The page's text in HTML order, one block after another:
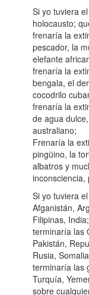
Si yo tuviera
holocausto;
frenaría la
pescador, la
elefante
frenaría la
bengala, el
cocodrilo
frenaría la
de agua
australiano;
Frenaría la
pingüino, la
albatros y
inconsciencia,
Si yo tuviera
Afganistán,
Filipinas, India;
terminaría las
Pakistán,
Rusia,
terminaría las
Turquía,
sobre